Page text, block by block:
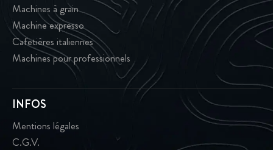
Machines à grain
Machine expresso
Cafetières italiennes
Machines pour professionnels
INFOS
Mentions légales
C.G.V.